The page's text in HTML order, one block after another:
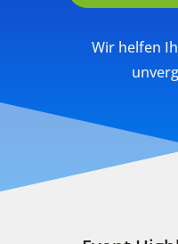
Wir helfen